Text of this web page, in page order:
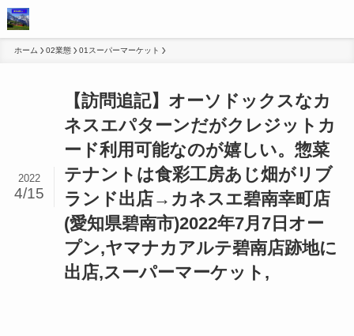
ホーム 02業態 01スーパーマーケット
【訪問追記】オーソドックスなカ
ネスエパターンだがクレジットカ
ード利用可能なのが嬉しい。惣菜
テナントは食彩工房あじ畑がリブ
ランド出店→カネスエ碧南幸町店
(愛知県碧南市)2022年7月7日オー
プン,ヤマナカアルテ碧南店跡地に
出店,スーパーマーケット,
2022
4/15